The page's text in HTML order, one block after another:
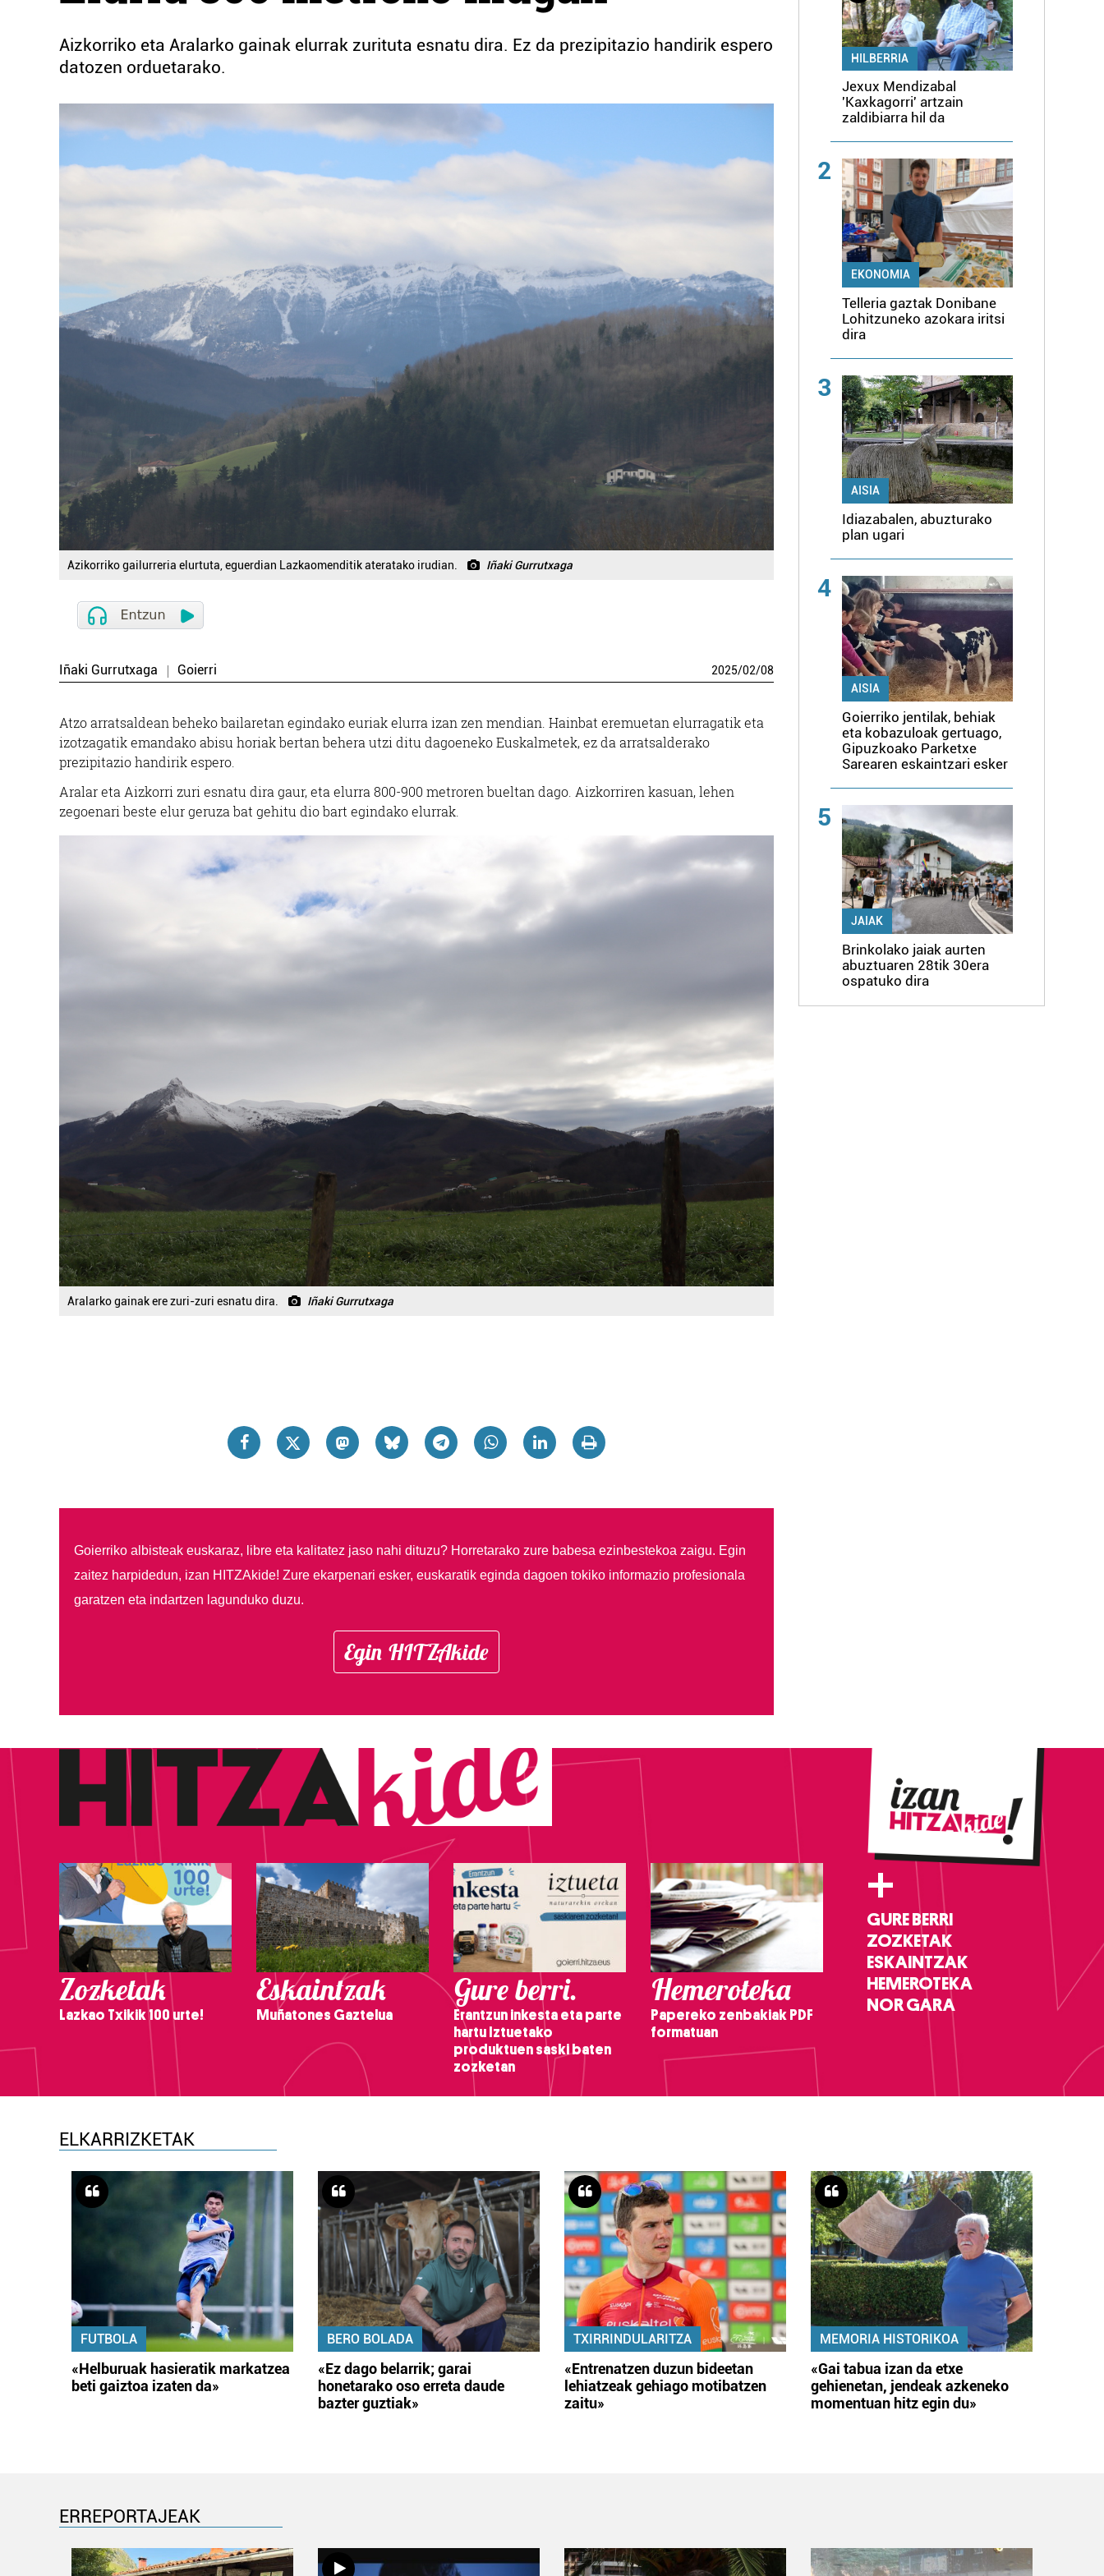
Aizkorriko eta Aralarko gainak elurrak zurituta esnatu dira. Ez da prezipitazio handirik espero
datozen orduetarako.
Azikorriko gailurreria elurtuta, eguerdian Lazkaomenditik ateratako irudian. Iñaki Gurrutxaga
Iñaki Gurrutxaga Goierri 2025/02/08
Atzo arratsaldean beheko bailaretan egindako euriak elurra izan zen mendian. Hainbat eremuetan elurragatik eta
izotzagatik emandako abisu horiak bertan behera utzi ditu dagoeneko Euskalmetek, ez da arratsalderako
prezipitazio handirik espero.
Aralar eta Aizkorri zuri esnatu dira gaur, eta elurra 800-900 metroren bueltan dago. Aizkorriren kasuan, lehen
zegoenari beste elur geruza bat gehitu dio bart egindako elurrak.
Aralarko gainak ere zuri-zuri esnatu dira. Iñaki Gurrutxaga
Goierriko albisteak euskaraz, libre eta kalitatez jaso nahi dituzu? Horretarako zure babesa ezinbestekoa zaigu. Egin
zaitez harpidedun, izan HITZAkide! Zure ekarpenari esker, euskaratik eginda dagoen tokiko informazio profesionala
garatzen eta indartzen lagunduko duzu.
Egin HITZAkide
HILBERRIA
Jexux Mendizabal
'Kaxkagorri' artzain
zaldibiarra hil da
2
EKONOMIA
Telleria gaztak Donibane
Lohitzuneko azokara iritsi
dira
3
AISIA
Idiazabalen, abuzturako
plan ugari
4
AISIA
Goierriko jentilak, behiak
eta kobazuloak gertuago,
Gipuzkoako Parketxe
Sarearen eskaintzari esker
5
JAIAK
Brinkolako jaiak aurten
abuztuaren 28tik 30era
ospatuko dira
Zozketak
Lazkao Txikik 100 urte!
Eskaintzak
Muñatones Gaztelua
Gure berri.
Erantzun inkesta eta parte
hartu Iztuetako
produktuen saski baten
zozketan
Hemeroteka
Papereko zenbakiak PDF
formatuan
+
GURE BERRI
ZOZKETAK
ESKAINTZAK
HEMEROTEKA
NOR GARA
ELKARRIZKETAK
FUTBOLA
«Helburuak hasieratik markatzea
beti gaiztoa izaten da»
BERO BOLADA
«Ez dago belarrik; garai
honetarako oso erreta daude
bazter guztiak»
TXIRRINDULARITZA
«Entrenatzen duzun bideetan
lehiatzeak gehiago motibatzen
zaitu»
MEMORIA HISTORIKOA
«Gai tabua izan da etxe
gehienetan, jendeak azkeneko
momentuan hitz egin du»
ERREPORTAJEAK